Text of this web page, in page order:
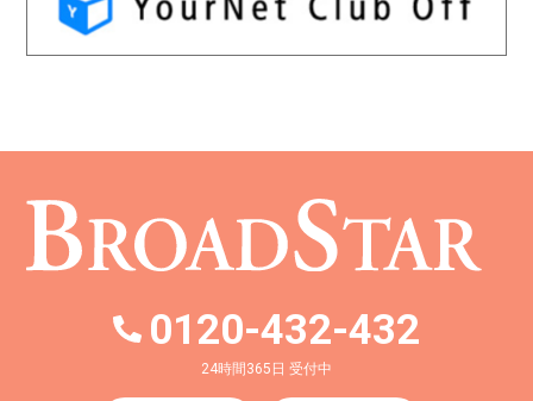
0120-432-432
24時間365日 受付中